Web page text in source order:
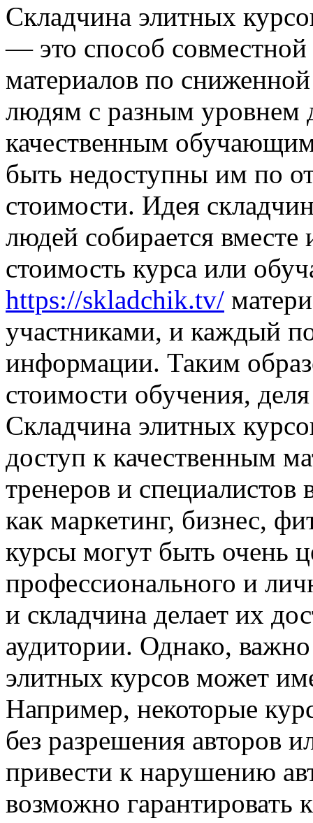
Склaдчинa элитныx
— это способ
материалов по
людям с разным уровнем
качественным
быть недоступны им по
стоимости. Идея
людей собирается вместе
стоимость курса или
https://skladchik.tv/
участниками, и каждый
информации. Таким
стоимости обучения,
Складчина элитных
доступ к качественным
тренеров и специалистов
как маркетинг, бизнес,
курсы могут быть очень
профессионального и
и складчина делает их
аудитории. Однако,
элитных курсов может
Например, некоторые
без разрешения авторов
привести к нарушению
возможно гарантировать